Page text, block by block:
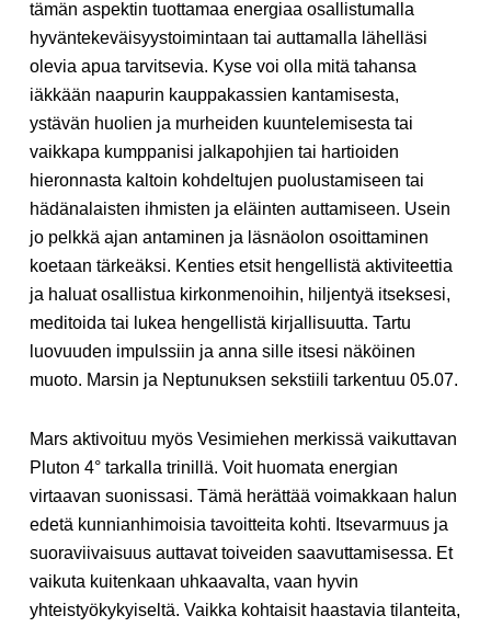
tämän aspektin tuottamaa energiaa osallistumalla
hyväntekeväisyystoimintaan tai auttamalla lähelläsi
olevia apua tarvitsevia. Kyse voi olla mitä tahansa
iäkkään naapurin kauppakassien kantamisesta,
ystävän huolien ja murheiden kuuntelemisesta tai
vaikkapa kumppanisi jalkapohjien tai hartioiden
hieronnasta kaltoin kohdeltujen puolustamiseen tai
hädänalaisten ihmisten ja eläinten auttamiseen. Usein
jo pelkkä ajan antaminen ja läsnäolon osoittaminen
koetaan tärkeäksi. Kenties etsit hengellistä aktiviteettia
ja haluat osallistua kirkonmenoihin, hiljentyä itseksesi,
meditoida tai lukea hengellistä kirjallisuutta. Tartu
luovuuden impulssiin ja anna sille itsesi näköinen
muoto. Marsin ja Neptunuksen sekstiili tarkentuu 05.07.
Mars aktivoituu myös Vesimiehen merkissä vaikuttavan
Pluton 4° tarkalla trinillä. Voit huomata energian
virtaavan suonissasi. Tämä herättää voimakkaan halun
edetä kunnianhimoisia tavoitteita kohti. Itsevarmuus ja
suoraviivaisuus auttavat toiveiden saavuttamisessa. Et
vaikuta kuitenkaan uhkaavalta, vaan hyvin
yhteistyökykyiseltä. Vaikka kohtaisit haastavia tilanteita,